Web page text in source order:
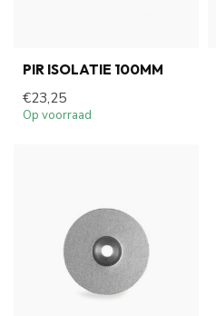
PIR ISOLATIE 100MM
€23,25
Op voorraad